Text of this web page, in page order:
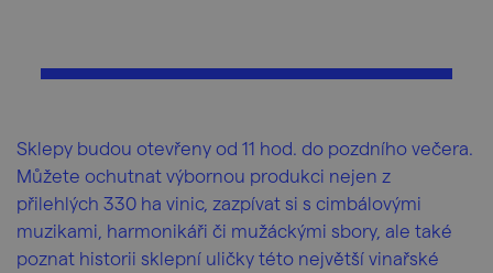
Sklepy budou otevřeny od 11 hod. do pozdního večera.
Můžete ochutnat výbornou produkci nejen z
přilehlých 330 ha vinic, zazpívat si s cimbálovými
muzikami, harmonikáři či mužáckými sbory, ale také
poznat historii sklepní uličky této největší vinařské